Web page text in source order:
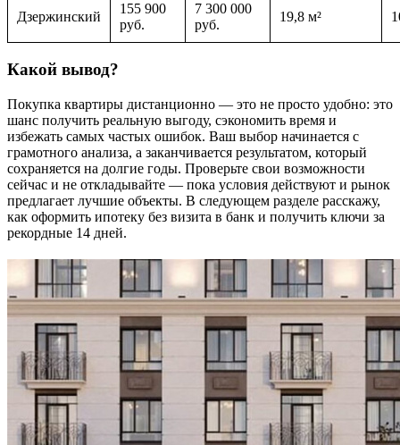
Дзержинский
155 900
руб.
7 300 000
руб.
19,8 м²
Какой вывод?
Покупка квартиры дистанционно — это не просто удобно: это
шанс получить реальную выгоду, сэкономить время и
избежать самых частых ошибок. Ваш выбор начинается с
грамотного анализа, а заканчивается результатом, который
сохраняется на долгие годы. Проверьте свои возможности
сейчас и не откладывайте — пока условия действуют и рынок
предлагает лучшие объекты. В следующем разделе расскажу,
как оформить ипотеку без визита в банк и получить ключи за
рекордные 14 дней.